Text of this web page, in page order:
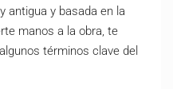
antigua y basada en la
manos a la obra, te
términos clave del